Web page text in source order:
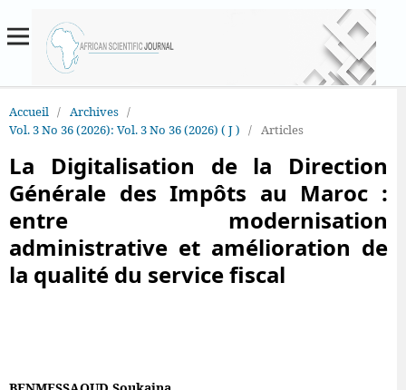
Accueil / Archives /
Vol. 3 No 36 (2026): Vol. 3 No 36 (2026) ( J ) / Articles
La Digitalisation de la Direction
Générale des Impôts au Maroc :
entre modernisation
administrative et amélioration de
la qualité du service fiscal